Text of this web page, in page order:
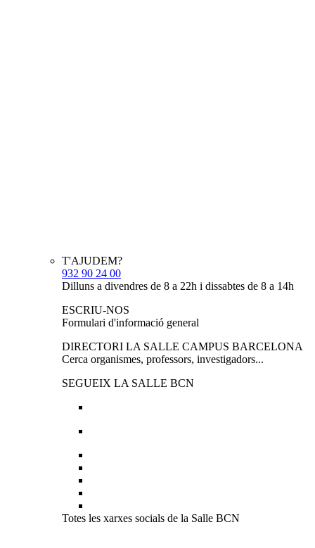
T'AJUDEM?
932 90 24 00
Dilluns a divendres de 8 a 22h i dissabtes de 8 a 14h
ESCRIU-NOS
Formulari d'informació general
DIRECTORI LA SALLE CAMPUS BARCELONA
Cerca organismes, professors, investigadors...
SEGUEIX LA SALLE BCN
Totes les xarxes socials de la Salle BCN